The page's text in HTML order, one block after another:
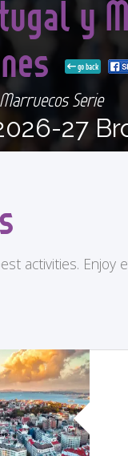
y
go back
Serie
27
activities.